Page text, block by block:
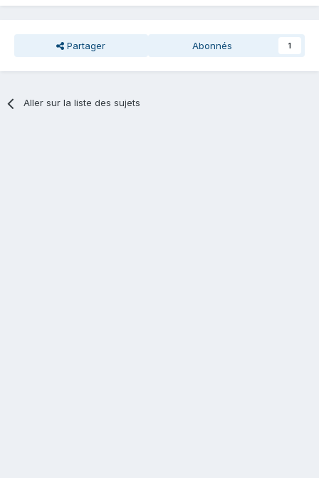
Partager Abonnés 1
Aller sur la liste des sujets